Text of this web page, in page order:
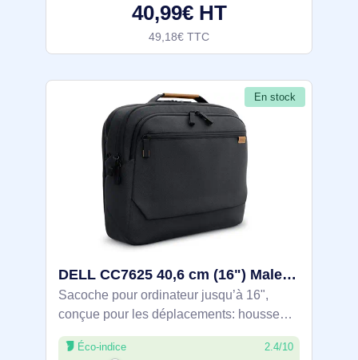
40,99€ HT
49,18€ TTC
En stock
DELL CC7625 40,6 cm (16") Malette Noir - DELL-CC7625
Sacoche pour ordinateur jusqu’à 16",
conçue pour les déplacements: housse
PC/tablette doublée Nylex antirayures et
protection 360° en mousse XPE avec
Éco-indice 2.4/10